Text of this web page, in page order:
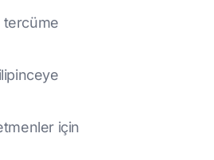
tercüme
için